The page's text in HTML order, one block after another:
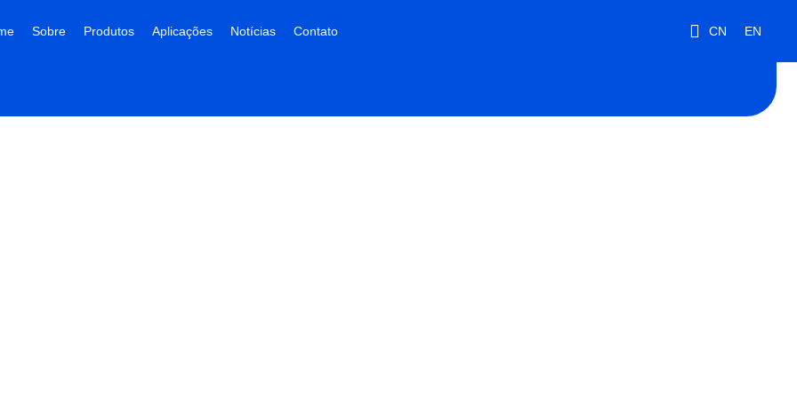
Sobre Produtos Aplicações Notícias Contato CN EN